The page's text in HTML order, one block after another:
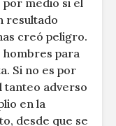
resultado
creó peligro.
hombres para
Si no es por
tanteo adverso
en la
desde que se